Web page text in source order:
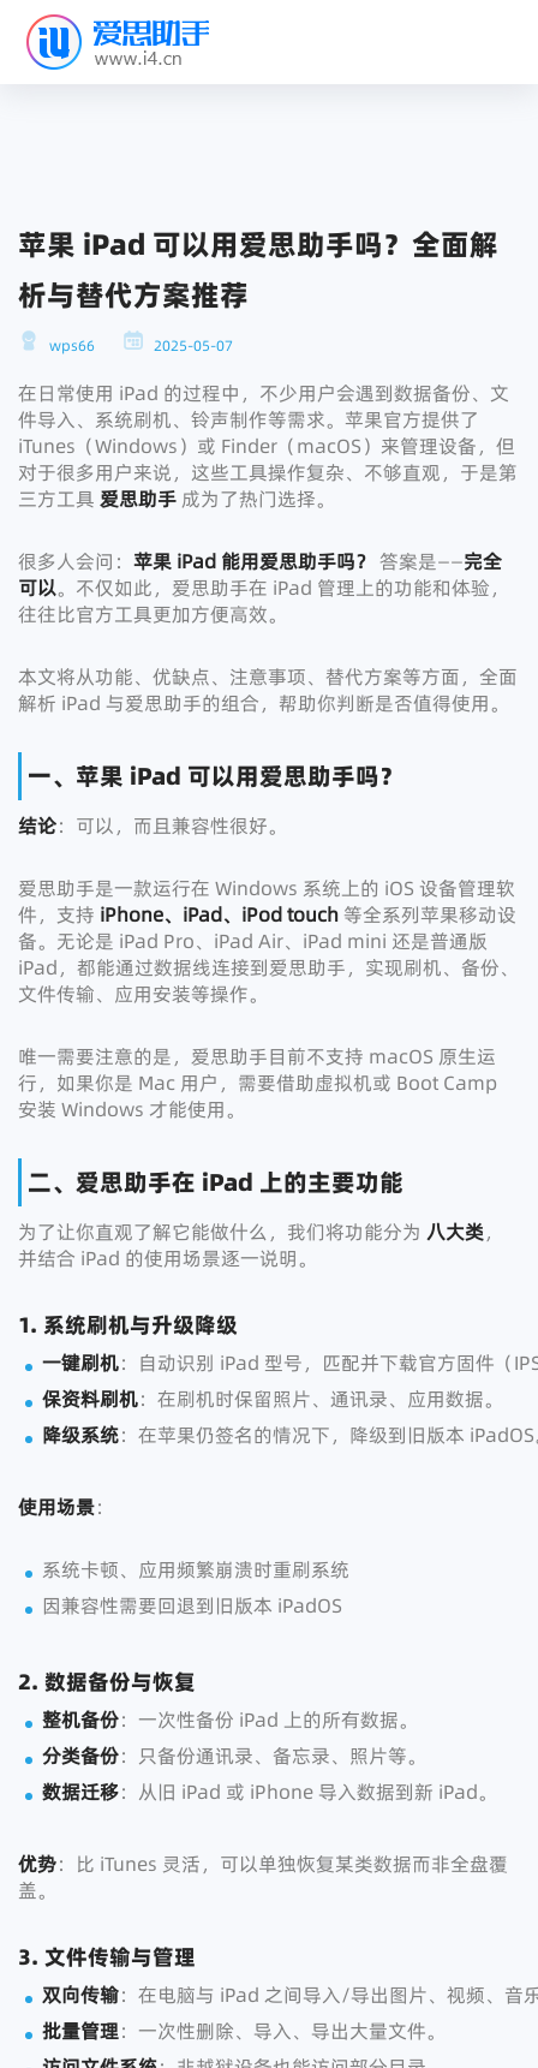
苹果 iPad 可以用爱思助手吗？全面解
析与替代方案推荐
wps66 2025-05-07
在日常使用 iPad 的过程中，不少用户会遇到数据备份、文
件导入、系统刷机、铃声制作等需求。苹果官方提供了
iTunes（Windows）或 Finder（macOS）来管理设备，但
对于很多用户来说，这些工具操作复杂、不够直观，于是第
三方工具 爱思助手 成为了热门选择。
很多人会问： 苹果 iPad 能用爱思助手吗？ 答案是——完全
可以。不仅如此，爱思助手在 iPad 管理上的功能和体验，
往往比官方工具更加方便高效。
本文将从功能、优缺点、注意事项、替代方案等方面，全面
解析 iPad 与爱思助手的组合，帮助你判断是否值得使用。
一、苹果 iPad 可以用爱思助手吗？
结论：可以，而且兼容性很好。
爱思助手是一款运行在 Windows 系统上的 iOS 设备管理软
件，支持 iPhone、iPad、iPod touch等全系列苹果移动设
备。无论是 iPad Pro、iPad Air、iPad mini 还是普通版
iPad，都能通过数据线连接到爱思助手，实现刷机、备份、
文件传输、应用安装等操作。
唯一需要注意的是，爱思助手目前不支持 macOS 原生运
行，如果你是 Mac 用户，需要借助虚拟机或 Boot Camp
安装 Windows 才能使用。
二、爱思助手在 iPad 上的主要功能
为了让你直观了解它能做什么，我们将功能分为 八大类，
并结合 iPad 的使用场景逐一说明。
1. 系统刷机与升级降级
一键刷机：自动识别 iPad 型号，匹配并下载官方固件（
保资料刷机：在刷机时保留照片、通讯录、应用数据。
降级系统：在苹果仍签名的情况下，降级到旧版本
使用场景：
系统卡顿、应用频繁崩溃时重刷系统
因兼容性需要回退到旧版本 iPadOS
2. 数据备份与恢复
整机备份：一次性备份 iPad 上的所有数据。
分类备份：只备份通讯录、备忘录、照片等。
数据迁移：从旧 iPad 或 iPhone 导入数据到新 iPad。
优势：比 iTunes 灵活，可以单独恢复某类数据而非全盘覆
盖。
3. 文件传输与管理
双向传输：在电脑与 iPad 之间导入/导出图片、视频、音
批量管理：一次性删除、导入、导出大量文件。